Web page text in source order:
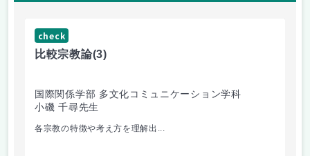
check
比較宗教論(3)
国際関係学部 多文化コミュニケーション学科
小磯 千尋先生
各宗教の特徴や考え方を理解出...